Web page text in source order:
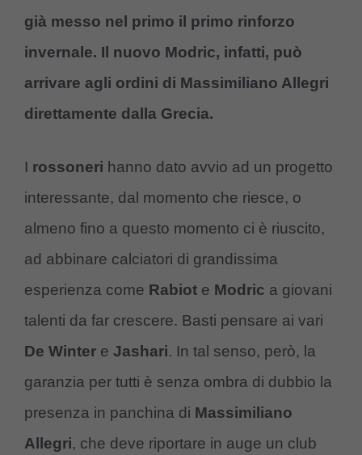
già messo nel primo il primo rinforzo
invernale. Il nuovo Modric, infatti, può
arrivare agli ordini di Massimiliano Allegri
direttamente dalla Grecia.
I rossoneri hanno dato avvio ad un progetto
interessante, dal momento che riesce, o
almeno fino a questo momento ci è riuscito,
ad abbinare calciatori di grandissima
esperienza come Rabiot e Modric a giovani
talenti da far crescere. Basti pensare ai vari
De Winter e Jashari. In tal senso, però, la
garanzia per tutti è senza ombra di dubbio la
presenza in panchina di Massimiliano
Allegri, che deve riportare in auge un club